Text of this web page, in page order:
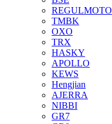
REGULMOTO
TMBK
OXO
TRX
HASKY
APOLLO
KEWS
Hengjian
AJERRA
NIBBI
GR7